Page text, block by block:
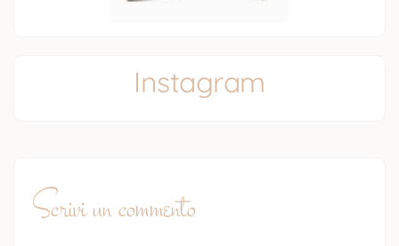
Instagram
Scrivi un commento